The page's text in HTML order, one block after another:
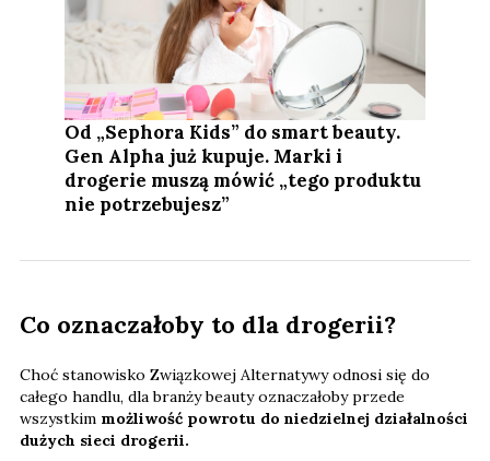
Od „Sephora Kids” do smart beauty.
Gen Alpha już kupuje. Marki i
drogerie muszą mówić „tego produktu
nie potrzebujesz”
Co oznaczałoby to dla drogerii?
Choć stanowisko Związkowej Alternatywy odnosi się do
całego handlu, dla branży beauty oznaczałoby przede
wszystkim możliwość powrotu do niedzielnej działalności
dużych sieci drogerii.